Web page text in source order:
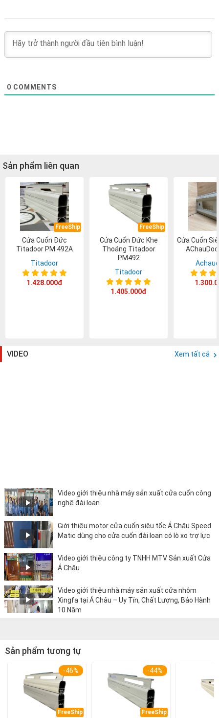
0 COMMENTS
Sản phẩm liên quan
FreeShip
Cửa Cuốn Đức
Titadoor PM 492A
Titadoor
1.428.000đ
FreeShip
Cửa Cuốn Đức Khe
Thoáng Titadoor
PM492
Titadoor
1.405.000đ
Cửa Cuốn
VIDEO Xem tất cả
Video giới thiệu nhà máy sản xuất cửa cuốn công
nghệ đài loan
Giới thiệu motor cửa cuốn siêu tốc Á Châu Speed
Matic dùng cho cửa cuốn đài loan có lò xo trợ lực
Video giới thiệu công ty TNHH MTV Sản xuất Cửa
Á Châu
Video giới thiệu nhà máy sản xuất cửa nhôm
Xingfa tại Á Châu – Uy Tín, Chất Lượng, Bảo Hành
10 Năm
Sản phẩm tương tự
FreeShip
-46%
FreeShip
-44%